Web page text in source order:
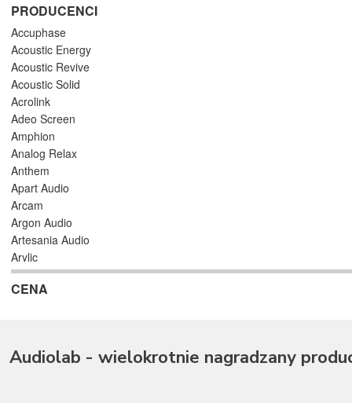
PRODUCENCI
Accuphase
Acoustic Energy
Acoustic Revive
Acoustic Solid
Acrolink
Adeo Screen
Amphion
Analog Relax
Anthem
Apart Audio
Arcam
Argon Audio
Artesania Audio
Arylic
Astell/Kern
Atlas
Audiolab
CENA
Audiolab - wielokrotnie nagradzany